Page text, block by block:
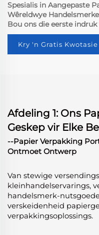
Spesialis in Aangepaste
Wêreldwye
Bou ons die eerste
Kry 'n Gratis
Afdeling 1: Ons
Geskep vir Elke
--Papier Verpakking
Ontmoet Ontwerp
Van stewige
kleinhandelservarings,
handelsmerk-
verskeidenheid
verpakkingsoplossings.